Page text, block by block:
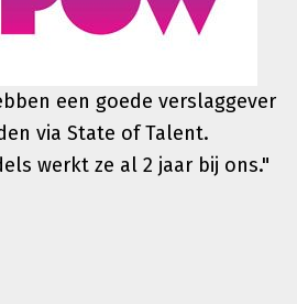
een goede verslaggever
via State of Talent.
werkt ze al 2 jaar bij ons."